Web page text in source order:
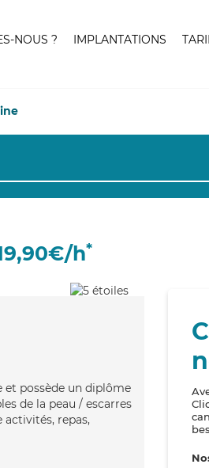
NOUS ? IMPLANTATIONS
h*
et possède un diplôme
de la peau / escarres
activités, repas,